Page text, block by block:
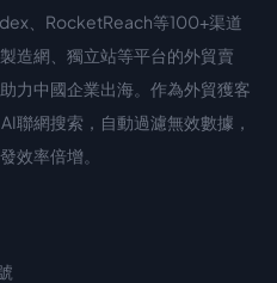
、RocketReach等100+渠道
造網、獨立站等平台的外貿賣
力中國企業出海。作為外貿獲客
聯網搜索，自動過濾無效數據，
效率倍增。